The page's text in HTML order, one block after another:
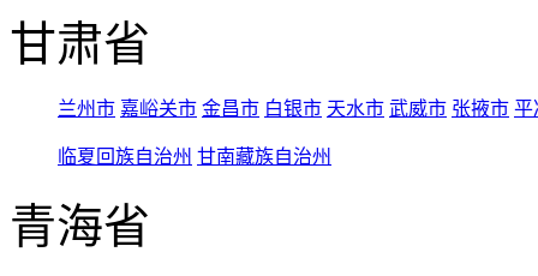
甘肃省
兰州市 嘉峪关市 金昌市 白银市 天水市 武威市 张掖市 平
临夏回族自治州 甘南藏族自治州
青海省